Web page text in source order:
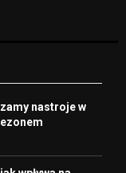
nastroje w